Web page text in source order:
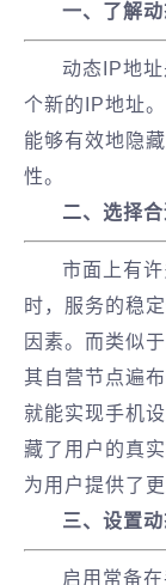
一、了解
动态IP地
个新的IP地址
能够有效地隐
性。
二、选择
市面上有
时，服务的稳
因素。而类似
其自营节点遍
就能实现手机
藏了用户的真
为用户提供了
三、设置
启用常备